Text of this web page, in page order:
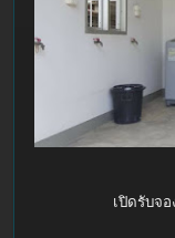
เปิดรับจ